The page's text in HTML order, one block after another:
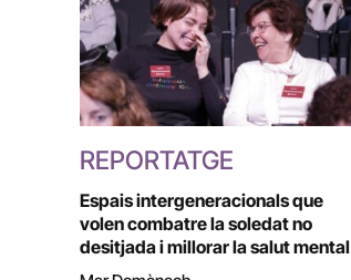
REPORTATGE
Espais intergeneracionals que
volen combatre la soledat no
desitjada i millorar la salut mental